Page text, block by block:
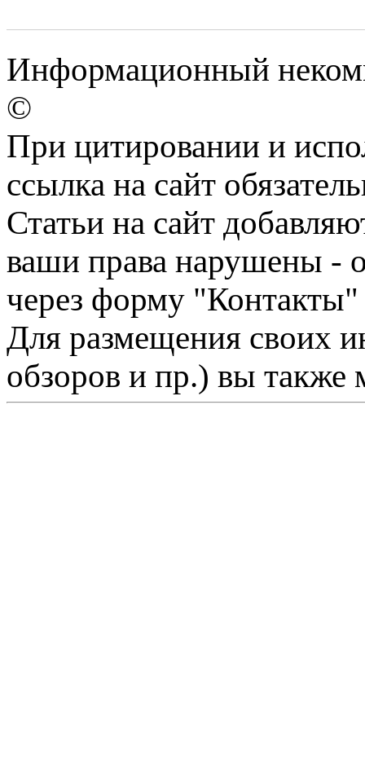
Информационный
©
При цитировании и
ссылка на сайт
Статьи на сайт
ваши права нарушены -
через форму "Контакты"
Для размещения своих
обзоров и пр.) вы также